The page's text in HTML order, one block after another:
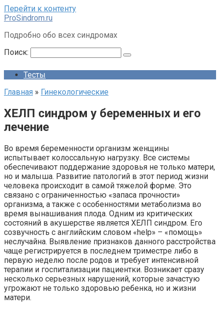
Перейти к контенту
ProSindrom.ru
Подробно обо всех синдромах
Поиск:
Тесты
Главная » Гинекологические
ХЕЛП синдром у беременных и его
лечение
Во время беременности организм женщины
испытывает колоссальную нагрузку. Все системы
обеспечивают поддержание здоровья не только матери,
но и малыша. Развитие патологий в этот период жизни
человека происходит в самой тяжелой форме. Это
связано с ограниченностью «запаса прочности»
организма, а также с особенностями метаболизма во
время вынашивания плода. Одним из критических
состояний в акушерстве является ХЕЛП синдром. Его
созвучность с английским словом «help» – «помощь»
неслучайна. Выявление признаков данного расстройства
чаще регистрируется в последнем триместре либо в
первую неделю после родов и требует интенсивной
терапии и госпитализации пациентки. Возникает сразу
несколько серьезных нарушений, которые зачастую
угрожают не только здоровью ребенка, но и жизни
матери.